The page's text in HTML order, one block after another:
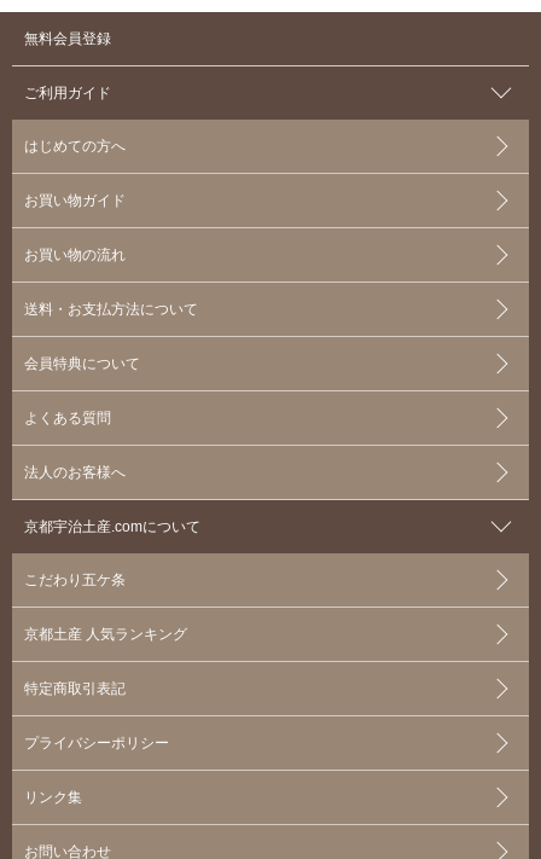
無料会員登録
ご利用ガイド
はじめての方へ
お買い物ガイド
お買い物の流れ
送料・お支払方法について
会員特典について
よくある質問
法人のお客様へ
京都宇治土産.comについて
こだわり五ケ条
京都土産 人気ランキング
特定商取引表記
プライバシーポリシー
リンク集
お問い合わせ